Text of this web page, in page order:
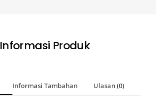
Informasi Produk
Informasi Tambahan Ulasan (0)